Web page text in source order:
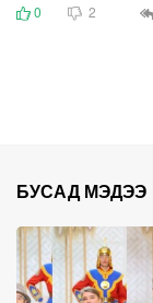
0 2
БУСАД МЭДЭЭ